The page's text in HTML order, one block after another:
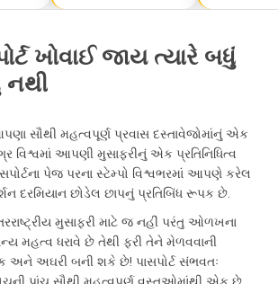
ખોવાઈ જાય ત્યારે બધું
નથી
સૌથી મહત્વપૂર્ણ પ્રવાસ દસ્તાવેજોમાંનું એક
વિશ્વમાં આપણી મુસાફરીનું એક પ્રતિનિધિત્વ
પેજ પરના સ્ટેમ્પો વિશ્વભરમાં આપણે કરેલ
દરમિયાન છોડેલ છાપનું પ્રતિબિંધ રૂપક છે.
મુસાફરી માટે જ નહીં પરંતુ ઓળખના
મહત્વ ધરાવે છે તેથી ફરી તેને મેળવવાની
અને અઘરી બની શકે છે! પાસપોર્ટ સંભવતઃ